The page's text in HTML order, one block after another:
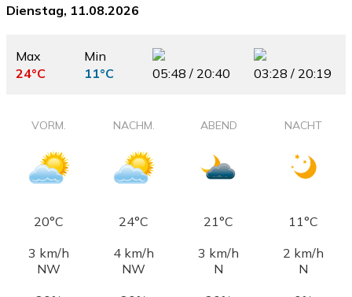
Dienstag, 11.08.2026
Max
24°C
Min
11°C
05:48 / 20:40 03:28 / 20:19
VORM. NACHM. ABEND NACHT
20°C 24°C 21°C
11°C
3 km/h
NW
4 km/h
NW
3 km/h
N
2 km/h
N